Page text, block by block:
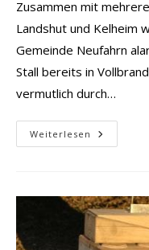
Zusammen mit
Landshut und Kelheim
Gemeinde Neufahrn
Stall bereits in
vermutlich durch…
Weiterlesen Brand
Stall/